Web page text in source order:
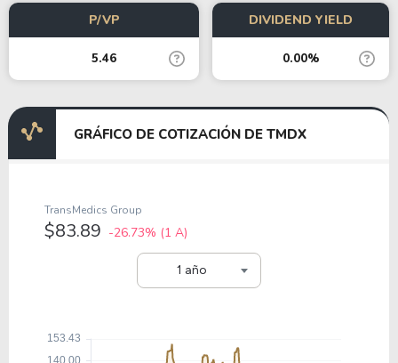
P/VP
5.46
DIVIDEND YIELD
0.00%
GRÁFICO DE COTIZACIÓN DE TMDX
1 año
TransMedics Group
$83.89 -26.73% (1 A)